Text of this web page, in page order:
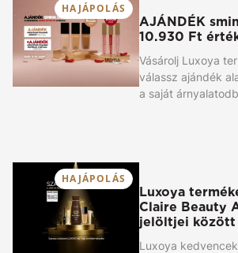
HAJÁPOLÁS
AJÁNDÉK
10.930 Ft
Vásárolj Luxoya
válassz ajándék
a saját
HAJÁPOLÁS
Luxoya
Claire Beauty
jelöltjei között
Luxoya